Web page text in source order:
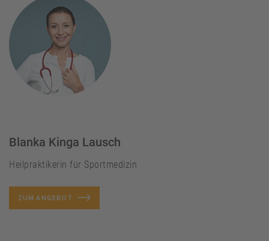
Blanka Kinga Lausch
Heilpraktikerin für Sportmedizin
ZUM ANGEBOT